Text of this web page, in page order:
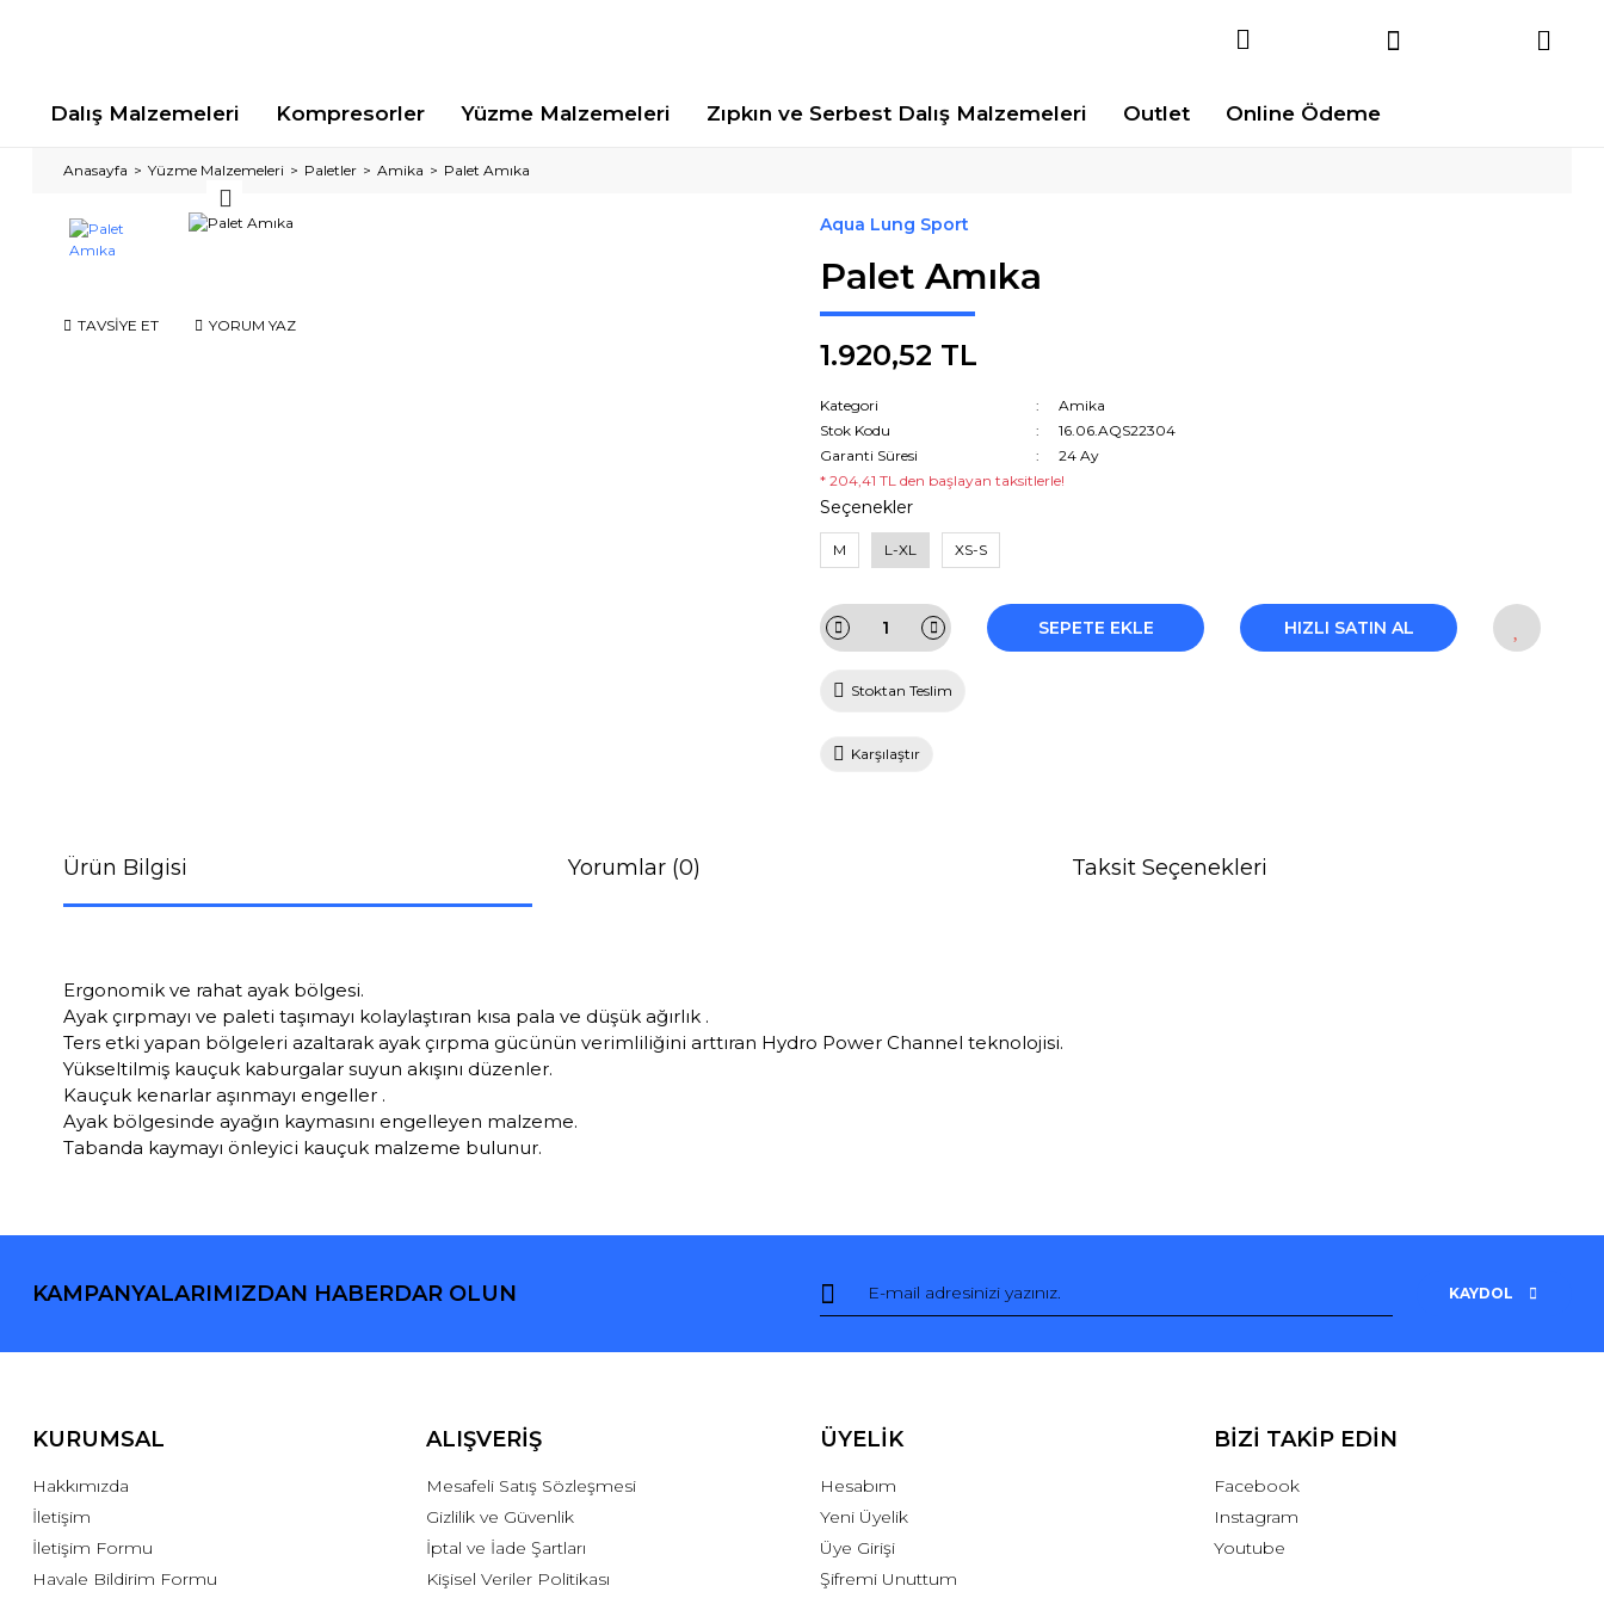
Dalış Malzemeleri Kompresorler Yüzme Malzemeleri Zıpkın ve Serbest Dalış Malzemeleri Outlet Online Ödeme
Anasayfa Yüzme Malzemeleri Paletler Amika Palet Amıka
TAVSİYE ET YORUM YAZ
Aqua Lung Sport
Palet Amıka
1.920,52 TL
Kategori
Amika
Stok Kodu
16.06.AQS22304
Garanti Süresi
24 Ay
* 204,41 TL den başlayan taksitlerle!
Seçenekler
M L-XL XS-S
SEPETE EKLE HIZLI SATIN AL
Stoktan Teslim
Karşılaştır
Ürün Bilgisi Yorumlar (0) Taksit Seçenekleri
Ergonomik ve rahat ayak bölgesi.
Ayak çırpmayı ve paleti taşımayı kolaylaştıran kısa pala ve düşük ağırlık .
Ters etki yapan bölgeleri azaltarak ayak çırpma gücünün verimliliğini arttıran Hydro Power Channel teknolojisi.
Yükseltilmiş kauçuk kaburgalar suyun akışını düzenler.
Kauçuk kenarlar aşınmayı engeller .
Ayak bölgesinde ayağın kaymasını engelleyen malzeme.
Tabanda kaymayı önleyici kauçuk malzeme bulunur.
Yorum Yaz
KAMPANYALARIMIZDAN HABERDAR OLUN KAYDOL
KURUMSAL
Hakkımızda
İletişim
İletişim Formu
Havale Bildirim Formu
ALIŞVERİŞ
Mesafeli Satış Sözleşmesi
Gizlilik ve Güvenlik
İptal ve İade Şartları
Kişisel Veriler Politikası
ÜYELİK
Hesabım
Yeni Üyelik
Üye Girişi
Şifremi Unuttum
BİZİ TAKİP EDİN
Facebook
Instagram
Youtube